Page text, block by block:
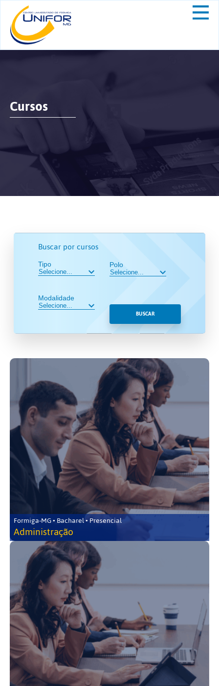
Cursos
Buscar por cursos
Tipo
Modalidade
Polo
BUSCAR
Formiga-MG • Bacharel • Presencial
Administração